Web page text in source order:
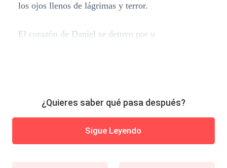
los ojos llenos de lágrimas y terror.
El corazón de Daniel se detuvo por u
¿Quieres saber qué pasa después?
Sigue Leyendo